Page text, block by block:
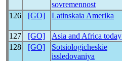
sovremennost
126
[GO] Latinskaia Amerika
127
[GO] Asia and Africa today
128
[GO]
Sotsiologicheskie
issledovaniya